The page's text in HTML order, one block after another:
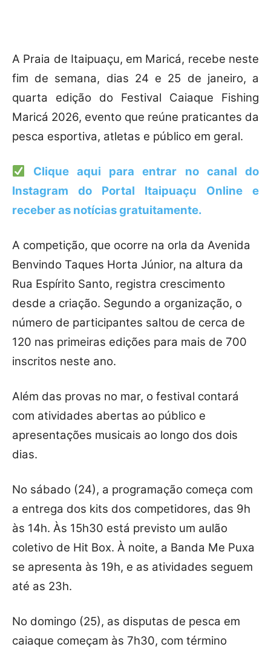
A Praia de Itaipuaçu, em Maricá, recebe neste
fim de semana, dias 24 e 25 de janeiro, a
quarta edição do Festival Caiaque Fishing
Maricá 2026, evento que reúne praticantes da
pesca esportiva, atletas e público em geral.
Clique aqui para entrar no canal do
Instagram do Portal Itaipuaçu Online e
receber as notícias gratuitamente.
A competição, que ocorre na orla da Avenida
Benvindo Taques Horta Júnior, na altura da
Rua Espírito Santo, registra crescimento
desde a criação. Segundo a organização, o
número de participantes saltou de cerca de
120 nas primeiras edições para mais de 700
inscritos neste ano.
Além das provas no mar, o festival contará
com atividades abertas ao público e
apresentações musicais ao longo dos dois
dias.
No sábado (24), a programação começa com
a entrega dos kits dos competidores, das 9h
às 14h. Às 15h30 está previsto um aulão
coletivo de Hit Box. À noite, a Banda Me Puxa
se apresenta às 19h, e as atividades seguem
até as 23h.
No domingo (25), as disputas de pesca em
caiaque começam às 7h30, com término